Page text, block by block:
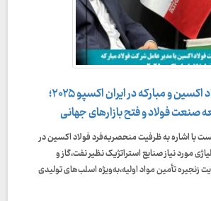
نشست مدیران فولاد اکسین و مبارکه در ایران اکسپو ۲۰۲۵؛
صنعت فولاد و فتح بازارهای جهانی
با اشاره به ظرفیت منحصربه‌فرد فولاد اکسین در
مورد نیاز صنایع استراتژیک نظیر نفت،گاز و
زنجیره تأمین مواد اولیه،به‌ویژه اسلب‌های تولیدی